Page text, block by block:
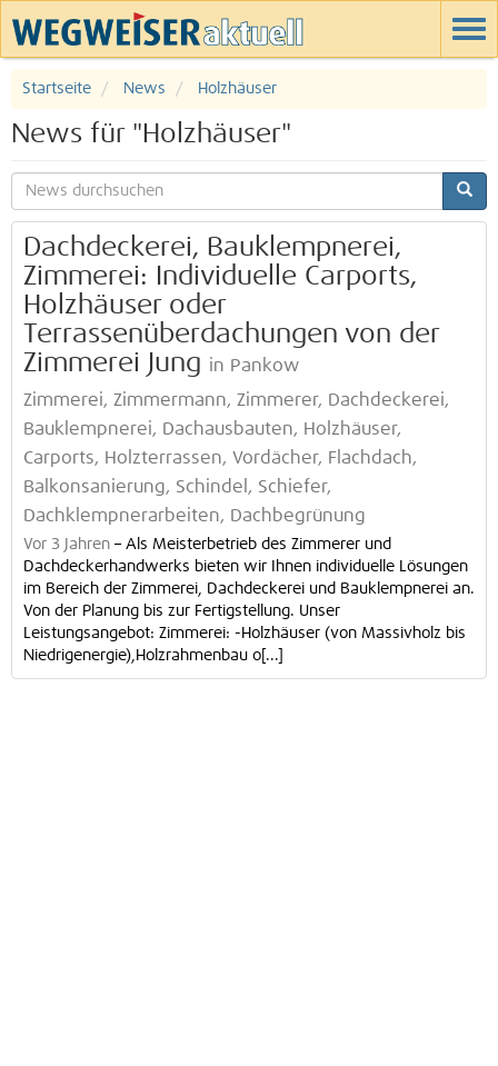
Startseite News Holzhäuser
News für "Holzhäuser"
Dachdeckerei, Bauklempnerei,
Zimmerei: Individuelle Carports,
Holzhäuser oder
Terrassenüberdachungen von der
Zimmerei Jung in Pankow
Zimmerei, Zimmermann, Zimmerer, Dachdeckerei,
Bauklempnerei, Dachausbauten, Holzhäuser,
Carports, Holzterrassen, Vordächer, Flachdach,
Balkonsanierung, Schindel, Schiefer,
Dachklempnerarbeiten, Dachbegrünung
Vor 3 Jahren – Als Meisterbetrieb des Zimmerer und
Dachdeckerhandwerks bieten wir Ihnen individuelle Lösungen
im Bereich der Zimmerei, Dachdeckerei und Bauklempnerei an.
Von der Planung bis zur Fertigstellung. Unser
Leistungsangebot: Zimmerei: -Holzhäuser (von Massivholz bis
Niedrigenergie),Holzrahmenbau o[...]